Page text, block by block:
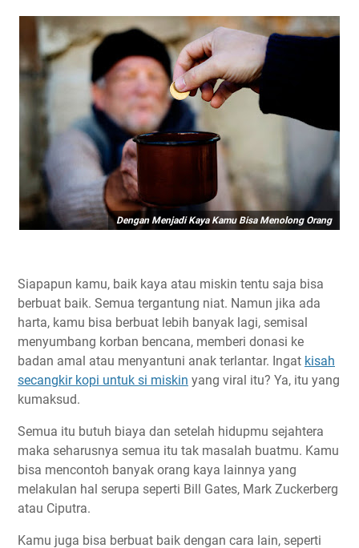
Dengan Menjadi Kaya Kamu Bisa Menolong Orang
Siapapun kamu, baik kaya atau miskin tentu saja bisa
berbuat baik. Semua tergantung niat. Namun jika ada
harta, kamu bisa berbuat lebih banyak lagi, semisal
menyumbang korban bencana, memberi donasi ke
badan amal atau menyantuni anak terlantar. Ingat kisah
secangkir kopi untuk si miskin yang viral itu? Ya, itu yang
kumaksud.
Semua itu butuh biaya dan setelah hidupmu sejahtera
maka seharusnya semua itu tak masalah buatmu. Kamu
bisa mencontoh banyak orang kaya lainnya yang
melakulan hal serupa seperti Bill Gates, Mark Zuckerberg
atau Ciputra.
Kamu juga bisa berbuat baik dengan cara lain, seperti